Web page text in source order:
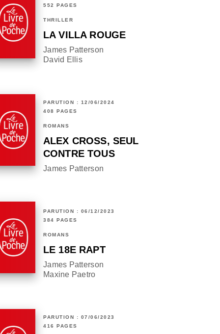
552 PAGES
THRILLER
LA VILLA ROUGE
James Patterson
David Ellis
PARUTION : 12/06/2024
408 PAGES
ROMANS
ALEX CROSS, SEUL
CONTRE TOUS
James Patterson
PARUTION : 06/12/2023
384 PAGES
ROMANS
LE 18E RAPT
James Patterson
Maxine Paetro
PARUTION : 07/06/2023
416 PAGES